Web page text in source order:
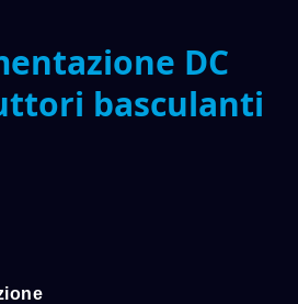
DC
basculanti